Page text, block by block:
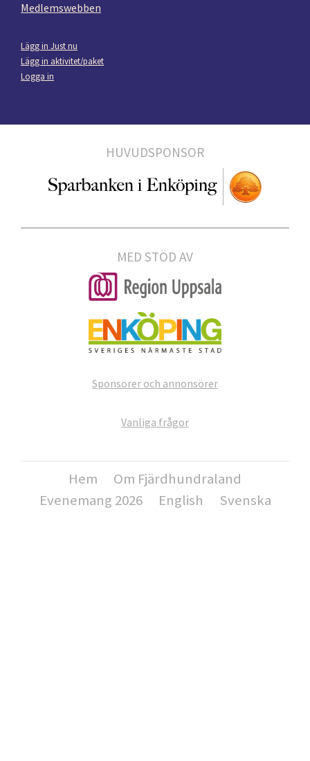
Medlemswebben
Lägg in Just nu
Lägg in aktivitet/paket
Logga in
HUVUDSPONSOR
MED STÖD AV
Sponsorer och annonsörer
Vanliga frågor
Hem
Om Fjärdhundraland
Evenemang 2026
English Svenska